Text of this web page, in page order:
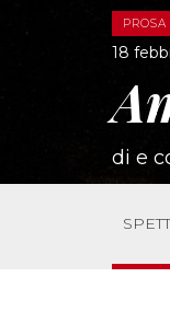
18
di e